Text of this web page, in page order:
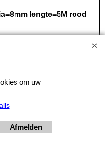
lengte=5M rood
Motec
om uw
Afmelden